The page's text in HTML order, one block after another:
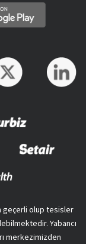
geçerli olup tesisler
Yabancı
merkezimizden